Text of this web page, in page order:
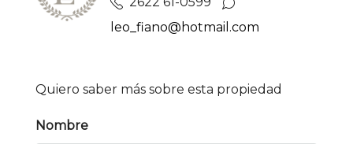
leo_fiano@hotmail.com
Quiero saber más sobre esta propiedad
Nombre